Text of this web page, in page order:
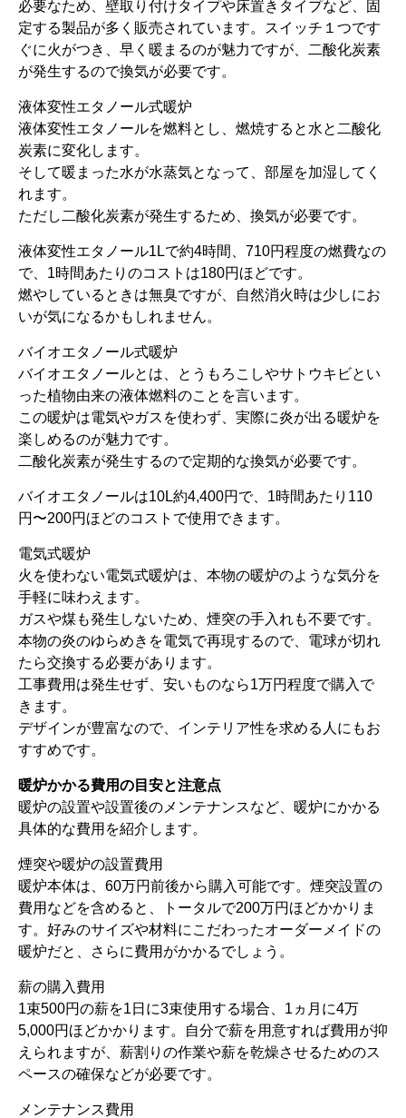
必要なため、壁取り付けタイプや床置きタイプなど、固
定する製品が多く販売されています。スイッチ１つです
ぐに火がつき、早く暖まるのが魅力ですが、二酸化炭素
が発生するので換気が必要です。
液体変性エタノール式暖炉
液体変性エタノールを燃料とし、燃焼すると水と二酸化
炭素に変化します。
そして暖まった水が水蒸気となって、部屋を加湿してく
れます。
ただし二酸化炭素が発生するため、換気が必要です。
液体変性エタノール1Lで約4時間、710円程度の燃費なの
で、1時間あたりのコストは180円ほどです。
燃やしているときは無臭ですが、自然消火時は少しにお
いが気になるかもしれません。
バイオエタノール式暖炉
バイオエタノールとは、とうもろこしやサトウキビとい
った植物由来の液体燃料のことを言います。
この暖炉は電気やガスを使わず、実際に炎が出る暖炉を
楽しめるのが魅力です。
二酸化炭素が発生するので定期的な換気が必要です。
バイオエタノールは10L約4,400円で、1時間あたり110
円〜200円ほどのコストで使用できます。
電気式暖炉
火を使わない電気式暖炉は、本物の暖炉のような気分を
手軽に味わえます。
ガスや煤も発生しないため、煙突の手入れも不要です。
本物の炎のゆらめきを電気で再現するので、電球が切れ
たら交換する必要があります。
工事費用は発生せず、安いものなら1万円程度で購入で
きます。
デザインが豊富なので、インテリア性を求める人にもお
すすめです。
暖炉かかる費用の目安と注意点
暖炉の設置や設置後のメンテナンスなど、暖炉にかかる
具体的な費用を紹介します。
煙突や暖炉の設置費用
暖炉本体は、60万円前後から購入可能です。煙突設置の
費用などを含めると、トータルで200万円ほどかかりま
す。好みのサイズや材料にこだわったオーダーメイドの
暖炉だと、さらに費用がかかるでしょう。
薪の購入費用
1束500円の薪を1日に3束使用する場合、1ヵ月に4万
5,000円ほどかかります。自分で薪を用意すれば費用が抑
えられますが、薪割りの作業や薪を乾燥させるためのス
ペースの確保などが必要です。
メンテナンス費用